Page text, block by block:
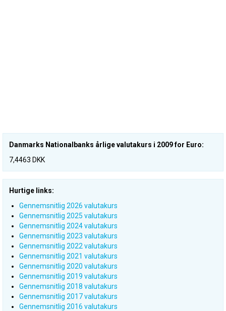
Danmarks Nationalbanks årlige valutakurs i 2009 for Euro:
7,4463 DKK
Hurtige links:
Gennemsnitlig 2026 valutakurs
Gennemsnitlig 2025 valutakurs
Gennemsnitlig 2024 valutakurs
Gennemsnitlig 2023 valutakurs
Gennemsnitlig 2022 valutakurs
Gennemsnitlig 2021 valutakurs
Gennemsnitlig 2020 valutakurs
Gennemsnitlig 2019 valutakurs
Gennemsnitlig 2018 valutakurs
Gennemsnitlig 2017 valutakurs
Gennemsnitlig 2016 valutakurs